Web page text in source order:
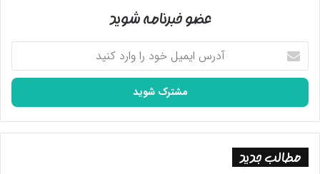
عضو خبرنامه شوید
آدرس
ایمیل
خود
وارد
کنید
مطالب جدید